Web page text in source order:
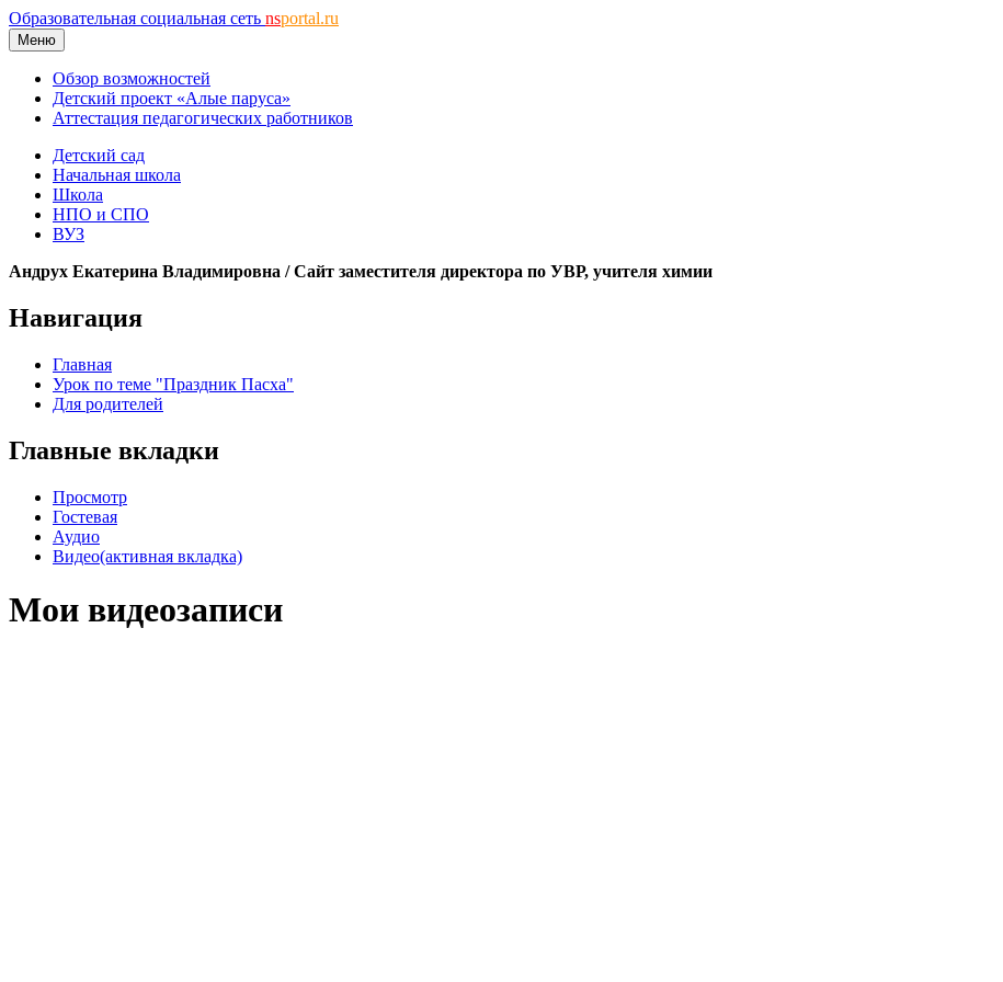
Образовательная социальная сеть nsportal.ru
Меню
Обзор возможностей
Детский проект «Алые паруса»
Аттестация педагогических работников
Детский сад
Начальная школа
Школа
НПО и СПО
ВУЗ
Андрух Екатерина Владимировна / Сайт заместителя директора по УВР, учителя химии
Навигация
Главная
Урок по теме "Праздник Пасха"
Для родителей
Главные вкладки
Просмотр
Гостевая
Аудио
Видео(активная вкладка)
Мои видеозаписи